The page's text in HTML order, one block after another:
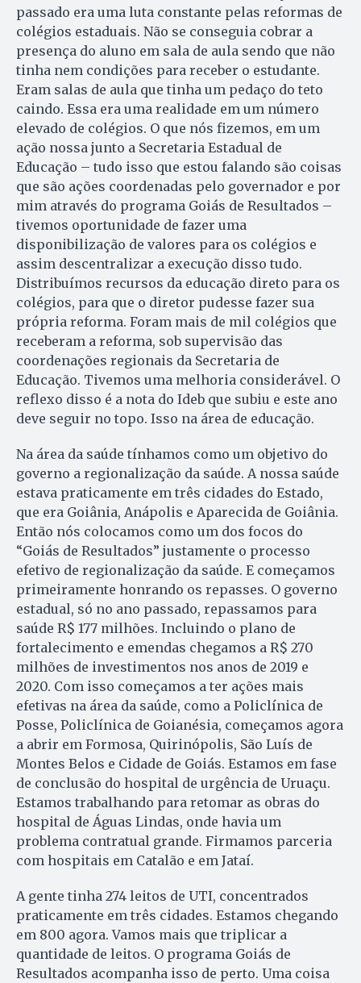
passado era uma luta constante pelas reformas de
colégios estaduais. Não se conseguia cobrar a
presença do aluno em sala de aula sendo que não
tinha nem condições para receber o estudante.
Eram salas de aula que tinha um pedaço do teto
caindo. Essa era uma realidade em um número
elevado de colégios. O que nós fizemos, em um
ação nossa junto a Secretaria Estadual de
Educação – tudo isso que estou falando são coisas
que são ações coordenadas pelo governador e por
mim através do programa Goiás de Resultados –
tivemos oportunidade de fazer uma
disponibilização de valores para os colégios e
assim descentralizar a execução disso tudo.
Distribuímos recursos da educação direto para os
colégios, para que o diretor pudesse fazer sua
própria reforma. Foram mais de mil colégios que
receberam a reforma, sob supervisão das
coordenações regionais da Secretaria de
Educação. Tivemos uma melhoria considerável. O
reflexo disso é a nota do Ideb que subiu e este ano
deve seguir no topo. Isso na área de educação.
Na área da saúde tínhamos como um objetivo do
governo a regionalização da saúde. A nossa saúde
estava praticamente em três cidades do Estado,
que era Goiânia, Anápolis e Aparecida de Goiânia.
Então nós colocamos como um dos focos do
“Goiás de Resultados” justamente o processo
efetivo de regionalização da saúde. E começamos
primeiramente honrando os repasses. O governo
estadual, só no ano passado, repassamos para
saúde R$ 177 milhões. Incluindo o plano de
fortalecimento e emendas chegamos a R$ 270
milhões de investimentos nos anos de 2019 e
2020. Com isso começamos a ter ações mais
efetivas na área da saúde, como a Policlínica de
Posse, Policlínica de Goianésia, começamos agora
a abrir em Formosa, Quirinópolis, São Luís de
Montes Belos e Cidade de Goiás. Estamos em fase
de conclusão do hospital de urgência de Uruaçu.
Estamos trabalhando para retomar as obras do
hospital de Águas Lindas, onde havia um
problema contratual grande. Firmamos parceria
com hospitais em Catalão e em Jataí.
A gente tinha 274 leitos de UTI, concentrados
praticamente em três cidades. Estamos chegando
em 800 agora. Vamos mais que triplicar a
quantidade de leitos. O programa Goiás de
Resultados acompanha isso de perto. Uma coisa